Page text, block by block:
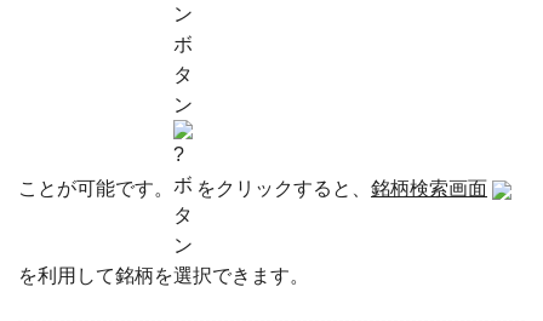
ことが可能です。 をクリックすると、 銘柄検索画面
を利用して銘柄を選択できます。